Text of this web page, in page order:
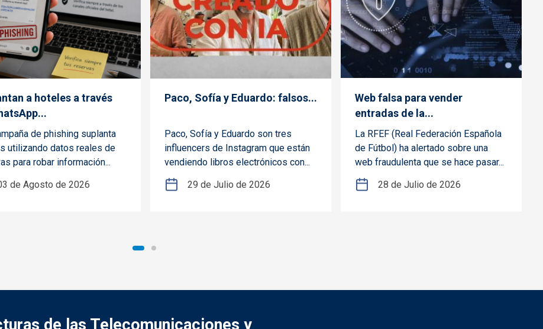
a hoteles a través
de phishing suplanta
utilizando datos reales de
para robar información...
de Agosto de 2026
Paco, Sofía y Eduardo: falsos...
Paco, Sofía y Eduardo son tres
influencers de Instagram que están
vendiendo libros electrónicos con...
29 de Julio de 2026
Web falsa para vender
entradas de la...
La RFEF (Real Federación Española
de Fútbol) ha alertado sobre una
web fraudulenta que se hace pasar...
28 de Julio de 2026
de las Telecomunicaciones y